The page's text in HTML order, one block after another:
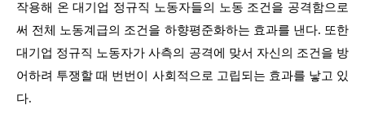
작용해 온 대기업 정규직 노동자들의 노동 조건을 공격함으로
써 전체 노동계급의 조건을 하향평준화하는 효과를 낸다. 또한
대기업 정규직 노동자가 사측의 공격에 맞서 자신의 조건을 방
어하려 투쟁할 때 번번이 사회적으로 고립되는 효과를 낳고 있
다.